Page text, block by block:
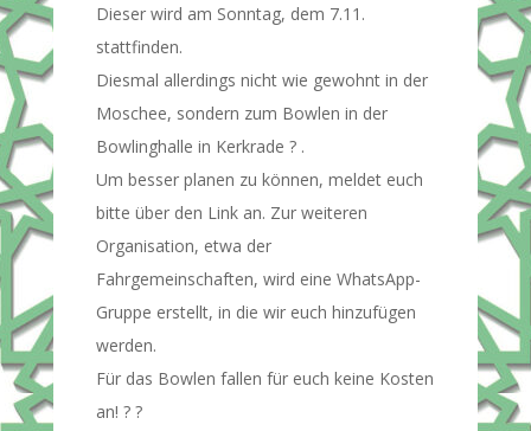
Dieser wird am Sonntag, dem 7.11.
stattfinden.
Diesmal allerdings nicht wie gewohnt in der
Moschee, sondern zum Bowlen in der
Bowlinghalle in Kerkrade ? .
Um besser planen zu können, meldet euch
bitte über den Link an. Zur weiteren
Organisation, etwa der
Fahrgemeinschaften, wird eine WhatsApp-
Gruppe erstellt, in die wir euch hinzufügen
werden.
Für das Bowlen fallen für euch keine Kosten
an! ? ?